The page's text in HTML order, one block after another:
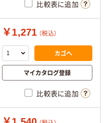
比較表に追加
￥1,271 （税込）
カゴへ
マイカタログ登録
比較表に追加